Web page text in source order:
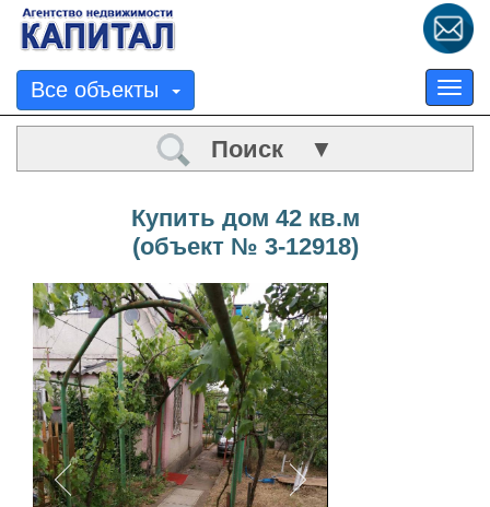
Все объекты
Поиск ▼
Купить дом 42 кв.м
(объект № 3-12918)